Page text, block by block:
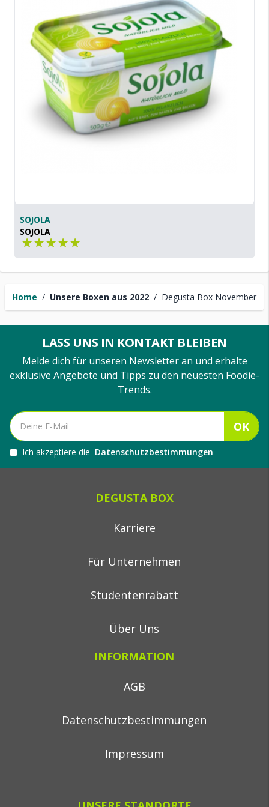
Home / Unsere Boxen aus 2022 / Degusta Box November
SOJOLA
SOJOLA
LASS UNS IN KONTAKT BLEIBEN
Melde dich für unseren Newsletter an und erhalte
exklusive Angebote und Tipps zu den neuesten Foodie-
Trends.
OK
Ich akzeptiere die Datenschutzbestimmungen
DEGUSTA BOX
Karriere
Für Unternehmen
Studentenrabatt
Über Uns
INFORMATION
AGB
Datenschutzbestimmungen
Impressum